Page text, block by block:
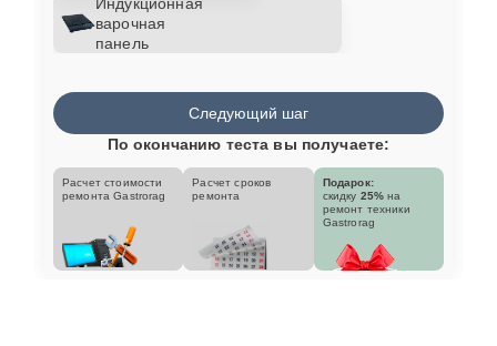
варочная
панель
Следующий шаг
По окончанию теста вы получаете:
Расчет стоимости
ремонта Gastrorag
Расчет сроков
ремонта
Подарок:
скидку 25% на
ремонт техники
Gastrorag